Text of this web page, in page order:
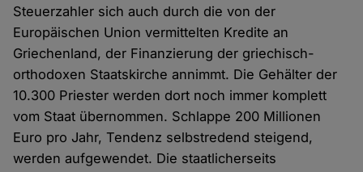
Steuerzahler sich auch durch die von der
Europäischen Union vermittelten Kredite an
Griechenland, der Finanzierung der griechisch-
orthodoxen Staatskirche annimmt. Die Gehälter der
10.300 Priester werden dort noch immer komplett
vom Staat übernommen. Schlappe 200 Millionen
Euro pro Jahr, Tendenz selbstredend steigend,
werden aufgewendet. Die staatlicherseits